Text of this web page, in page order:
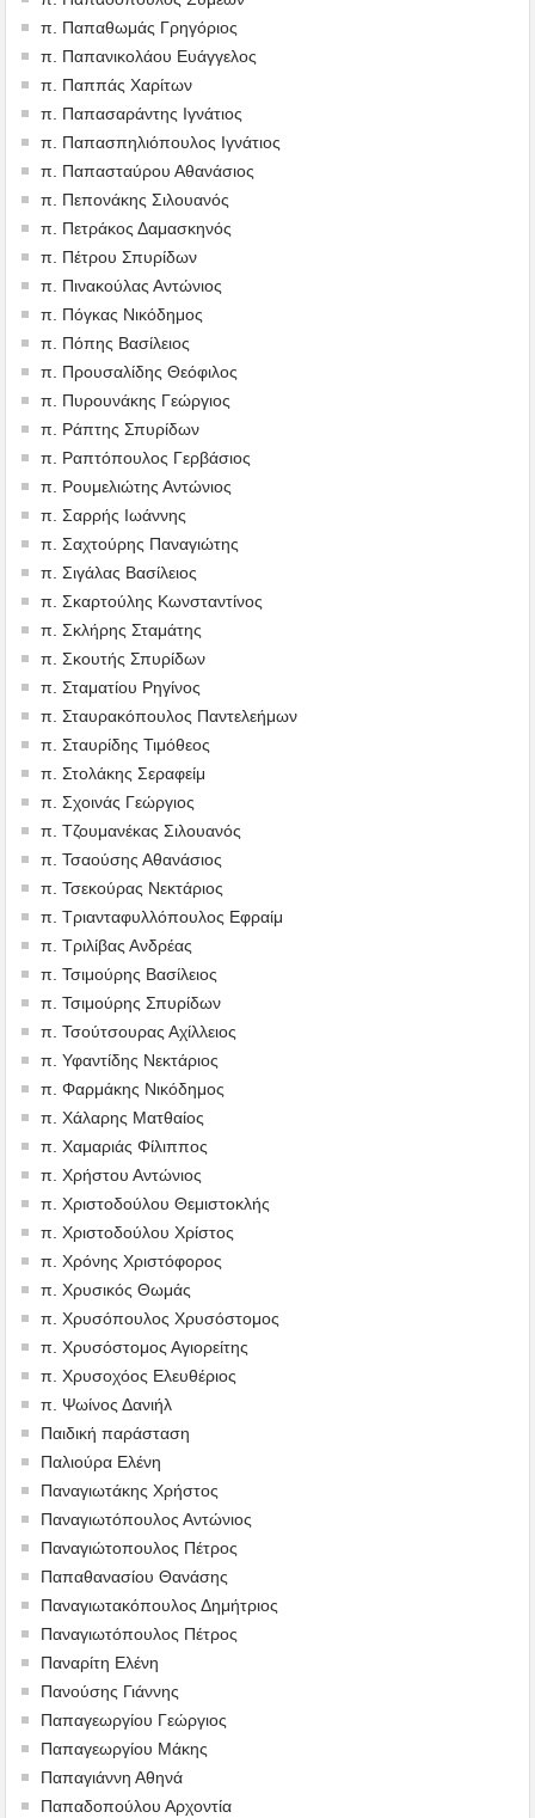
π. Παπαθωμάς Γρηγόριος
π. Παπανικολάου Ευάγγελος
π. Παππάς Χαρίτων
π. Παπασαράντης Ιγνάτιος
π. Παπασπηλιόπουλος Ιγνάτιος
π. Παπασταύρου Αθανάσιος
π. Πεπονάκης Σιλουανός
π. Πετράκος Δαμασκηνός
π. Πέτρου Σπυρίδων
π. Πινακούλας Αντώνιος
π. Πόγκας Νικόδημος
π. Πόπης Βασίλειος
π. Προυσαλίδης Θεόφιλος
π. Πυρουνάκης Γεώργιος
π. Ράπτης Σπυρίδων
π. Ραπτόπουλος Γερβάσιος
π. Ρουμελιώτης Αντώνιος
π. Σαρρής Ιωάννης
π. Σαχτούρης Παναγιώτης
π. Σιγάλας Βασίλειος
π. Σκαρτούλης Κωνσταντίνος
π. Σκλήρης Σταμάτης
π. Σκουτής Σπυρίδων
π. Σταματίου Ρηγίνος
π. Σταυρακόπουλος Παντελεήμων
π. Σταυρίδης Τιμόθεος
π. Στολάκης Σεραφείμ
π. Σχοινάς Γεώργιος
π. Τζουμανέκας Σιλουανός
π. Τσαούσης Αθανάσιος
π. Τσεκούρας Νεκτάριος
π. Τριανταφυλλόπουλος Εφραίμ
π. Τριλίβας Ανδρέας
π. Τσιμούρης Βασίλειος
π. Τσιμούρης Σπυρίδων
π. Τσούτσουρας Αχίλλειος
π. Υφαντίδης Νεκτάριος
π. Φαρμάκης Νικόδημος
π. Χάλαρης Ματθαίος
π. Χαμαριάς Φίλιππος
π. Χρήστου Αντώνιος
π. Χριστοδούλου Θεμιστοκλής
π. Χριστοδούλου Χρίστος
π. Χρόνης Χριστόφορος
π. Χρυσικός Θωμάς
π. Χρυσόπουλος Χρυσόστομος
π. Χρυσόστομος Αγιορείτης
π. Χρυσοχόος Ελευθέριος
π. Ψωίνος Δανιήλ
Παιδική παράσταση
Παλιούρα Ελένη
Παναγιωτάκης Χρήστος
Παναγιωτόπουλος Αντώνιος
Παναγιώτοπουλος Πέτρος
Παπαθανασίου Θανάσης
Παναγιωτακόπουλος Δημήτριος
Παναγιωτόπουλος Πέτρος
Παναρίτη Ελένη
Πανούσης Γιάννης
Παπαγεωργίου Γεώργιος
Παπαγεωργίου Μάκης
Παπαγιάννη Αθηνά
Παπαδοπούλου Αρχοντία